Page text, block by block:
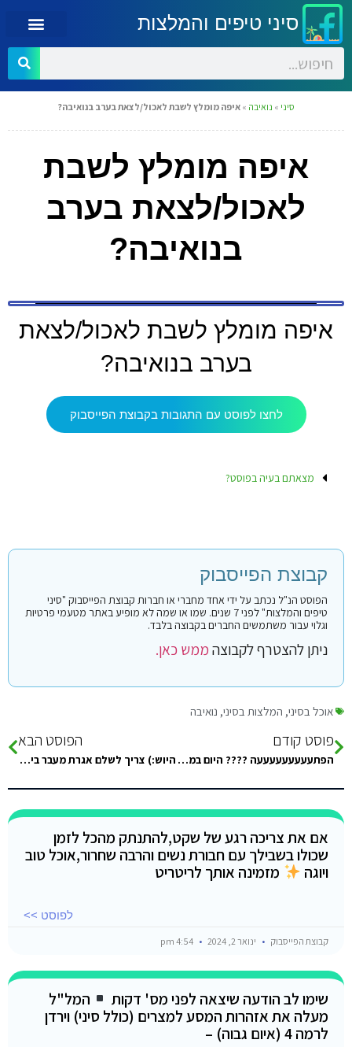
סיני טיפים והמלצות
סיני » נואיבה » איפה מומלץ לשבת לאכול/לצאת בערב בנואיבה?
איפה מומלץ לשבת
לאכול/לצאת בערב
בנואיבה?
איפה מומלץ לשבת לאכול/לצאת
בערב בנואיבה?
לחצו לפוסט עם התגובות בקבוצת הפייסבוק
מצאתם בעיה בפוסט?
קבוצת הפייסבוק
הפוסט הנ"ל נכתב על ידי אחד מחברי או חברות קבוצת הפייסבוק "סיני
טיפים והמלצות" לפני 7 שנים. שמו או שמה לא מופיע באתר מטעמי פרטיות
וגלוי עבור משתמשים החברים בקבוצה בלבד.
ניתן להצטרף לקבוצהממש כאן.
אוכל בסיני, המלצות בסיני, נואיבה
פוסט קודם
הפתעעעעעעעעעה ???? היום במסעדת (kwanza ) של סמי שהיה בעבר ( אל מנאר ) יגיש לכם בשעה שמונה בדיוק מסיבת…
הפוסט הבא
היוש:) צריך לשלם אגרת מעבר ביציאה מסיני או רק בכניסה? תודה
אם את צריכה רגע של שקט,להתנתק מהכל לזמן
שכולו בשבילך עם חבורת נשים והרבה שחרור,אוכל טוב
ויוגה
מזמינה אותך לריטריט
לפוסט >>
קבוצת הפייסבוק ינואר 2, 2024
שימו לב הודעה שיצאה לפני מס' דקות
המל"ל
מעלה את אזהרות המסע למצרים (כולל סיני) וירדן
לרמה 4 (איום גבוה) –